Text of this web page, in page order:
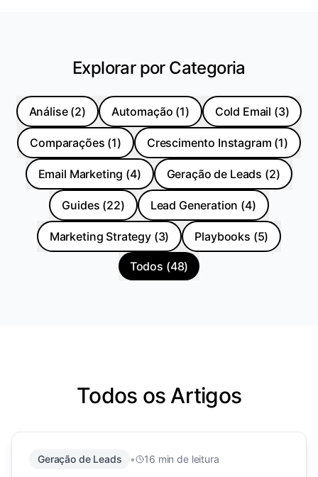
Explorar por Categoria
Análise(2) Automação (1) Cold Email (3)
Comparações (1) Crescimento Instagram (1)
Email Marketing (4) Geração de Leads (2)
Guides (22) Lead Generation (4)
Marketing Strategy(3) Playbooks (5)
Todos (48)
Todos os Artigos
Geração de Leads • 16 min de leitura